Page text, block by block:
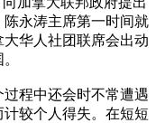
永涛主席第一时间就
华人社团联席会出动
程中还会时不常遭遇
较个人得失。在短短